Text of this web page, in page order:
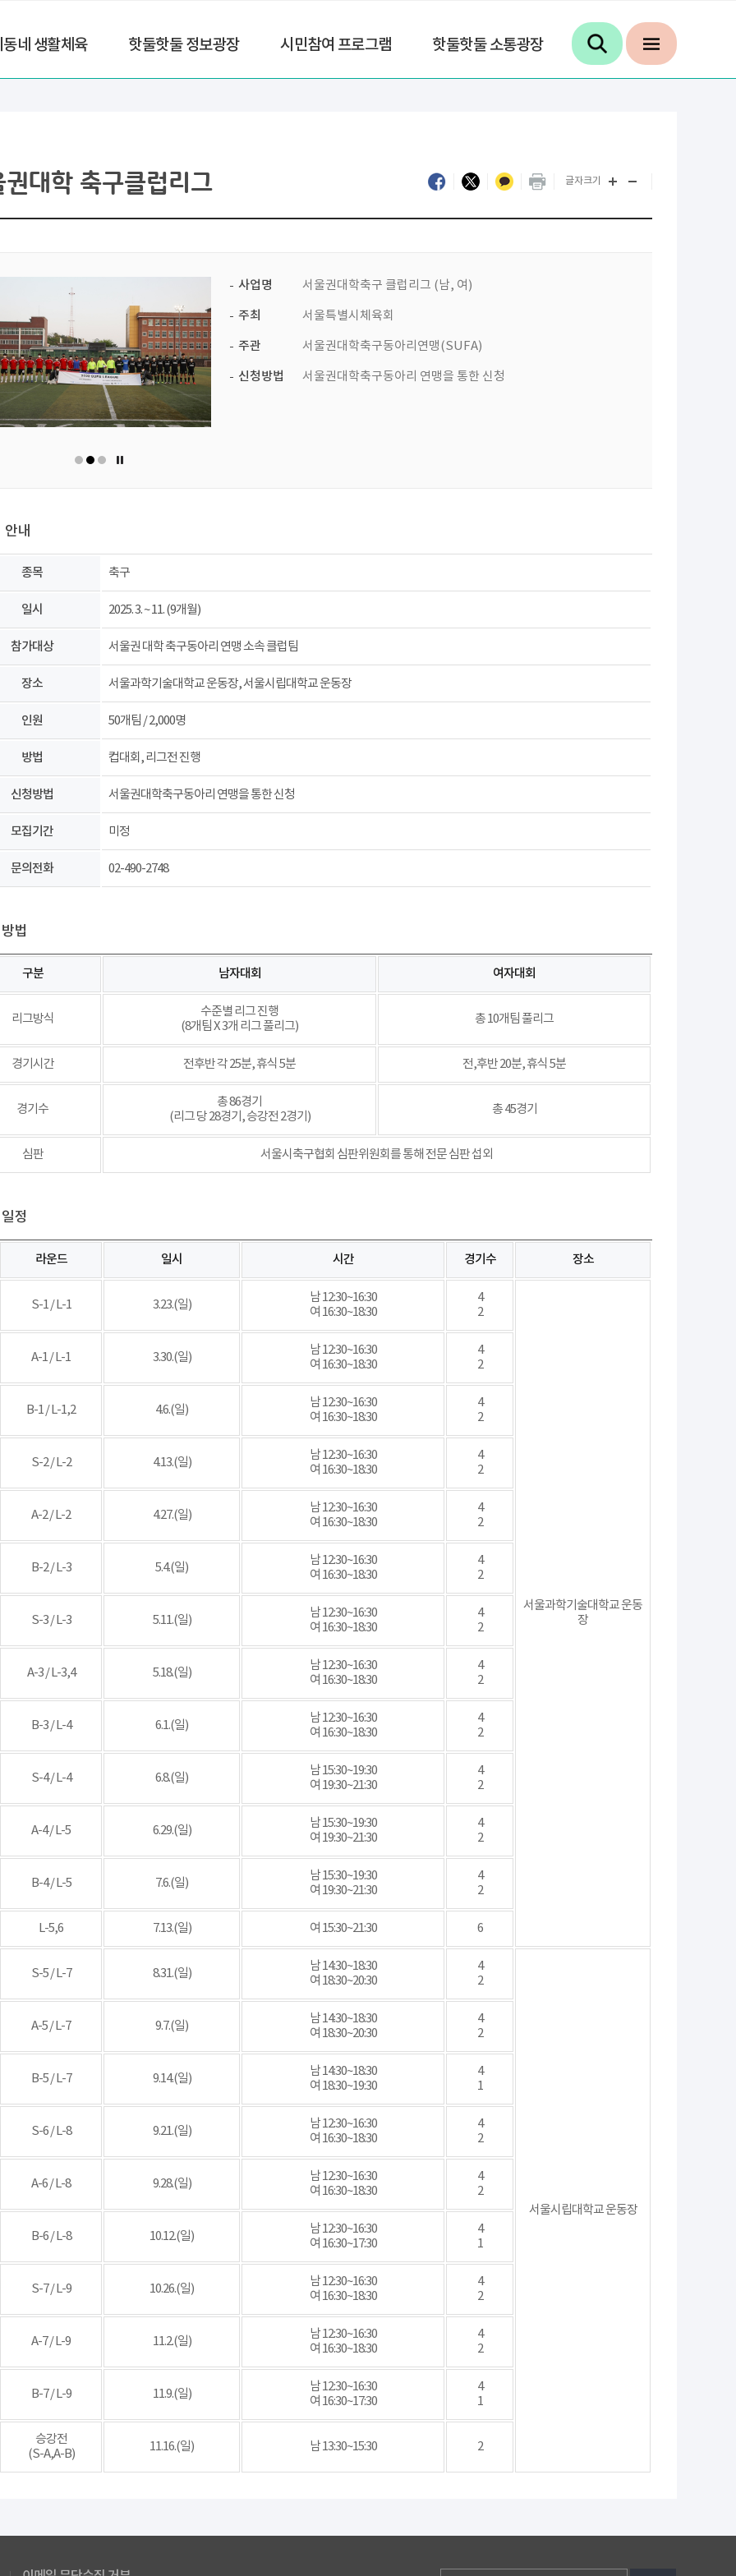
네 생활체육 핫둘핫둘 정보광장 시민참여 프로그램 핫둘핫둘 소통광장
권대학 축구클럽리그 글자크기
사업명 서울권대학축구 클럽리그 (남, 여)
주최 서울특별시체육회
주관 서울권대학축구동아리연맹(SUFA)
신청방법 서울권대학축구동아리 연맹을 통한 신청
안내
종목 축구
일시 2025. 3. ~ 11. (9개월)
참가대상 서울권 대학 축구동아리 연맹 소속 클럽팀
장소 서울과학기술대학교 운동장, 서울시립대학교 운동장
인원 50개팀 / 2,000명
방법 컵대회, 리그전 진행
신청방법 서울권대학축구동아리 연맹을 통한 신청
모집기간 미정
문의전화 02-490-2748
법
구분 남자대회 여자대회
리그방식
수준별 리그 진행
(8개팀 X 3개 리그 풀리그)
총 10개팀 풀리그
경기시간 전후반 각 25분, 휴식 5분 전,후반 20분, 휴식 5분
경기수
총 86경기
(리그 당 28경기, 승강전 2경기)
총 45경기
심판 서울시축구협회 심판위원회를 통해 전문 심판 섭외
정
라운드 일시 시간 경기수 장소
S-1 / L-1 3.23.(일)
남 12:30~16:30
여 16:30~18:30
4
2
서울과학기술대학교 운동
장
A-1 / L-1 3.30.(일)
남 12:30~16:30
여 16:30~18:30
4
2
B-1 / L-1,2 4.6.(일)
남 12:30~16:30
여 16:30~18:30
4
2
S-2 / L-2 4.13.(일)
남 12:30~16:30
여 16:30~18:30
4
2
A-2 / L-2 4.27.(일)
남 12:30~16:30
여 16:30~18:30
4
2
B-2 / L-3 5.4.(일)
남 12:30~16:30
여 16:30~18:30
4
2
S-3 / L-3 5.11.(일)
남 12:30~16:30
여 16:30~18:30
4
2
A-3 / L-3,4 5.18.(일)
남 12:30~16:30
여 16:30~18:30
4
2
B-3 / L-4 6.1.(일)
남 12:30~16:30
여 16:30~18:30
4
2
S-4 / L-4 6.8.(일)
남 15:30~19:30
여 19:30~21:30
4
2
A-4 / L-5 6.29.(일)
남 15:30~19:30
여 19:30~21:30
4
2
B-4 / L-5 7.6.(일)
남 15:30~19:30
여 19:30~21:30
4
2
L-5,6 7.13.(일) 여 15:30~21:30 6
S-5 / L-7 8.31.(일)
남 14:30~18:30
여 18:30~20:30
4
2
서울시립대학교 운동장
A-5 / L-7 9.7.(일)
남 14:30~18:30
여 18:30~20:30
4
2
B-5 / L-7 9.14.(일)
남 14:30~18:30
여 18:30~19:30
4
1
S-6 / L-8 9.21.(일)
남 12:30~16:30
여 16:30~18:30
4
2
A-6 / L-8 9.28.(일)
남 12:30~16:30
여 16:30~18:30
4
2
B-6 / L-8 10.12.(일)
남 12:30~16:30
여 16:30~17:30
4
1
S-7 / L-9 10.26.(일)
남 12:30~16:30
여 16:30~18:30
4
2
A-7 / L-9 11.2.(일)
남 12:30~16:30
여 16:30~18:30
4
2
B-7 / L-9 11.9.(일)
남 12:30~16:30
여 16:30~17:30
4
1
승강전
(S-A,A-B)
11.16.(일) 남 13:30~15:30 2